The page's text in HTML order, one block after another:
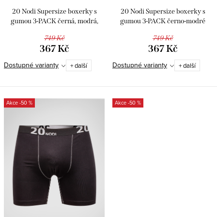
20 Nodi Supersize boxerky s
gumou 3-PACK černá, modrá,
749 Kč
367 Kč
Dostupné varianty + další
20 Nodi Supersize boxerky s
gumou 3-PACK černo-modré
749 Kč
367 Kč
Dostupné varianty + další
-50 % -50 %